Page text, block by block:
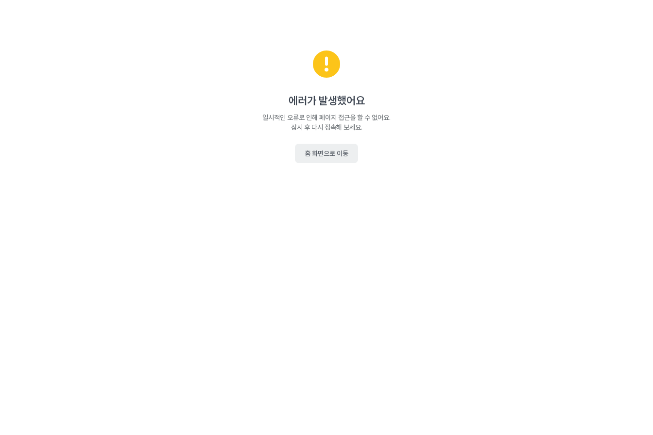
에러가 발생했어요
일시적인 오류로 인해 페이지 접근을 할 수 없어요.
잠시 후 다시 접속해 보세요.
홈 화면으로 이동